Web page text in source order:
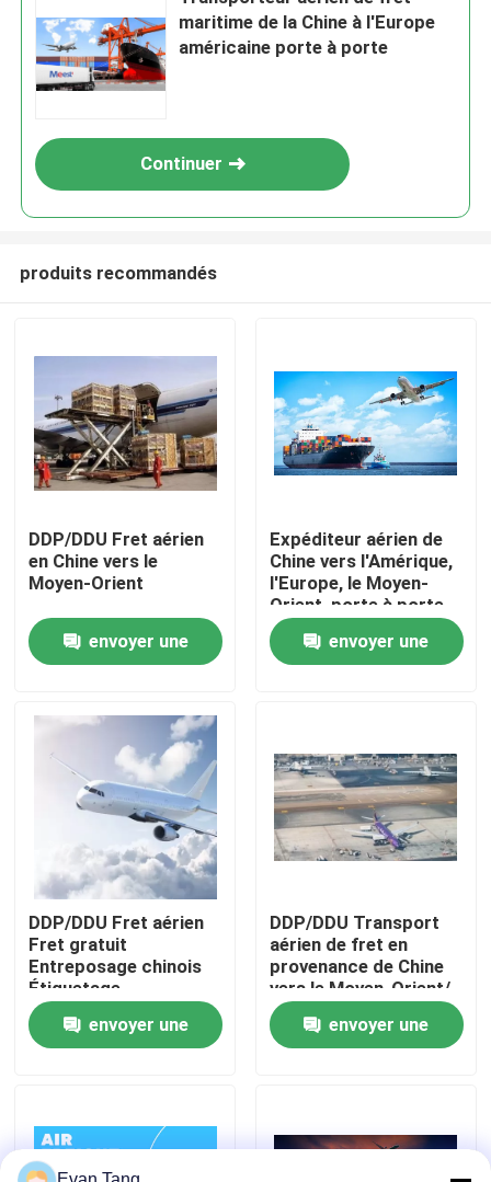
À la maison
Produits
À propos de nous
Visite de l'usine
Contrôle de la qualité
Nous contacter
Demandez un devis
L'approvisionnement transfrontière
maritime de la Chine à l'Europe
américaine porte à porte
Continuer
produits recommandés
DDP/DDU Fret aérien
en Chine vers le
Moyen-Orient
envoyer une
Expéditeur aérien de
Chine vers l'Amérique,
l'Europe, le Moyen-
Orient, porte à porte
envoyer une
DDP/DDU Fret aérien
Fret gratuit
Entreposage chinois
Étiquetage
Réemballage
envoyer une
DDP/DDU Transport
aérien de fret en
provenance de Chine
vers le Moyen-Orient/
Émirats arabes
unis/SA/Dubai
envoyer une